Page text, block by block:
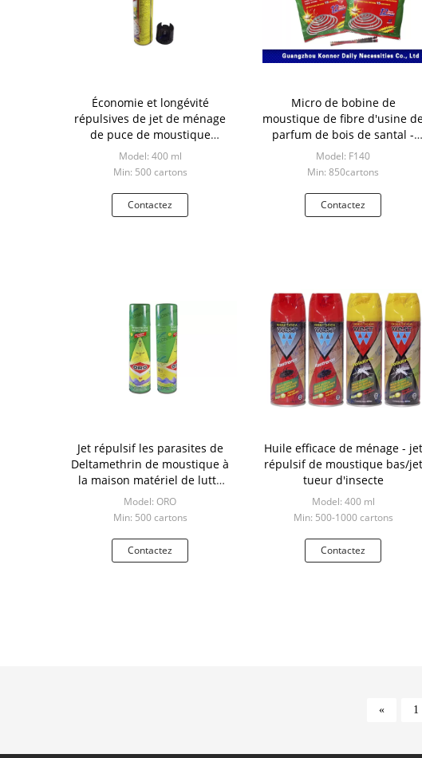
Économie et longévité
répulsives de jet de ménage
de puce de moustique
efficace d'insecticide
Model: 400 ml
Min: 500 cartons
Contactez
Micro de bobine de
moustique de fibre d'usine
parfum de bois de santal -
fumée pour chasser les
insectes partis
Model: F140
Min: 850cartons
Contactez
Jet répulsif les parasites de
Deltamethrin de moustique à
la maison matériel de lutte
contre/jet de tueur insecte de
lit
Model: ORO
Min: 500 cartons
Contactez
Huile efficace de ménage - jet
répulsif de moustique bas/jet
tueur d'insecte
Model: 400 ml
Min: 500-1000 cartons
Contactez
« 1